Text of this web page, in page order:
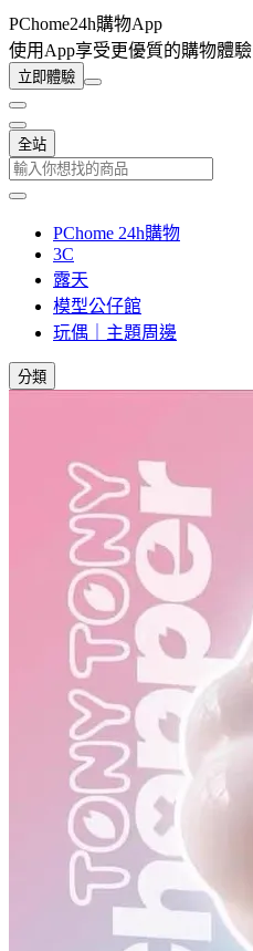
PChome24h購物App
使用App享受更優質的購物體驗
立即體驗
全站
PChome 24h購物
3C
露天
模型公仔館
玩偶｜主題周邊
分類